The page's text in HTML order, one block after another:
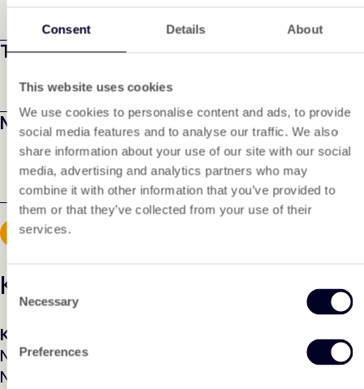
Consent Details About
This website uses cookies
We use cookies to personalise content and ads, to provide
social media features and to analyse our traffic. We also
share information about your use of our site with our social
media, advertising and analytics partners who may
combine it with other information that you’ve provided to
them or that they’ve collected from your use of their
services.
Consent
Selection
Necessary
Preferences
Telefonnummer
Nachricht*
Kontaktinformationen
KING Nonwoven Products
Nobelweg 1 | 3899BN Zeewolde
Niederlande